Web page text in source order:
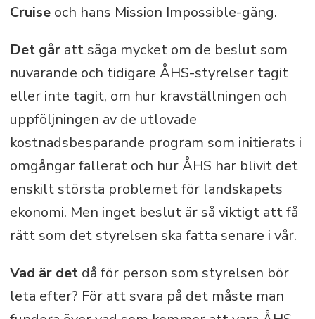
Cruiseoch hans Mission Impossible-gäng.
Det gåratt säga mycket om de beslut som
nuvarande och tidigare ÅHS-styrelser tagit
eller inte tagit, om hur kravställningen och
uppföljningen av de utlovade
kostnadsbesparande program som initierats i
omgångar fallerat och hur ÅHS har blivit det
enskilt största problemet för landskapets
ekonomi. Men inget beslut är så viktigt att få
rätt som det styrelsen ska fatta senare i vår.
Vad är detdå för person som styrelsen bör
leta efter? För att svara på det måste man